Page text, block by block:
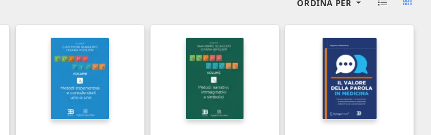
Tecnico di neurofisiopatologia
Terapista occupazionale
Veterinario - Igiene prod., trasf.,
commercial., conserv. e tras.
alimenti di origine animale e
Veterinario - sanità animale
ORDINA PER